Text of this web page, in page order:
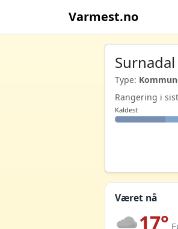
Varmest.no
Surnadal
Type:
Rangering i
Kaldest
Været nå
17°